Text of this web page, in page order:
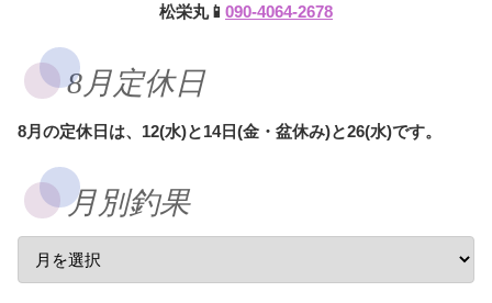
松栄丸📱 090-4064-2678
8月定休日
8月の定休日は、12(水)と14日(金・盆休み)と26(水)です。
月別釣果